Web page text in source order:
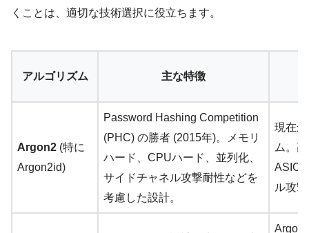
くことは、適切な技術選択に役立ちます。
アルゴリズム 主な特徴
Argon2 (特に
Argon2id)
Password Hashing Competition
(PHC) の勝者 (2015年)。メモリ
ハード、CPUハード、並列化、
サイドチャネル攻撃耐性などを
考慮した設計。
現在
ム。
ASIC/
ル攻